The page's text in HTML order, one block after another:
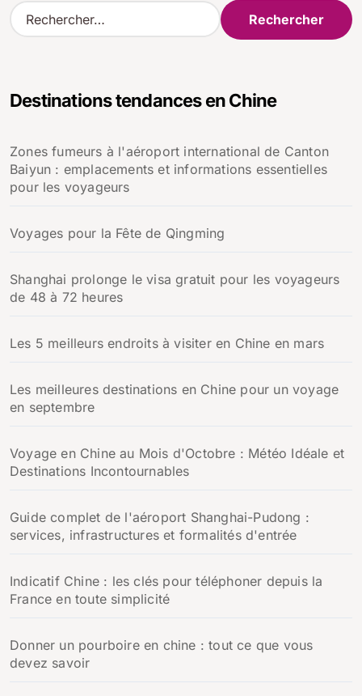
R
e
r
e
r
Destinations tendances en Chine
Zones fumeurs à l'aéroport international de Canton
Baiyun : emplacements et informations essentielles
pour les voyageurs
Voyages pour la Fête de Qingming
Shanghai prolonge le visa gratuit pour les voyageurs
de 48 à 72 heures
Les 5 meilleurs endroits à visiter en Chine en mars
Les meilleures destinations en Chine pour un voyage
en septembre
Voyage en Chine au Mois d'Octobre : Météo Idéale et
Destinations Incontournables
Guide complet de l'aéroport Shanghai-Pudong :
services, infrastructures et formalités d'entrée
Indicatif Chine : les clés pour téléphoner depuis la
France en toute simplicité
Donner un pourboire en chine : tout ce que vous
devez savoir